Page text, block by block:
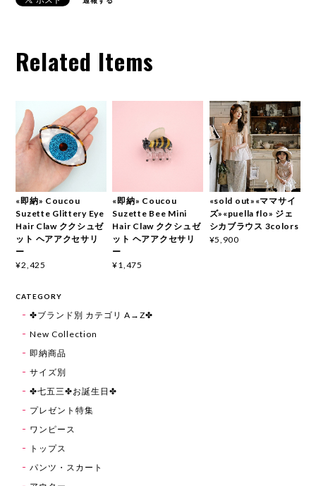
Related Items
«即納» Coucou
Suzette Glittery Eye
Hair Claw ククシュゼ
ット ヘアアクセサリ
ー
¥2,425
«即納» Coucou
Suzette Bee Mini
Hair Claw ククシュゼ
ット ヘアアクセサリ
ー
¥1,475
«sold out»«ママサイ
ズ»«puella flo» ジェ
シカブラウス 3colors
¥5,900
CATEGORY
✤ブランド別 カテゴリ A→Z✤
New Collection
即納商品
サイズ別
✤七五三✤お誕生日✤
プレゼント特集
ワンピース
トップス
パンツ・スカート